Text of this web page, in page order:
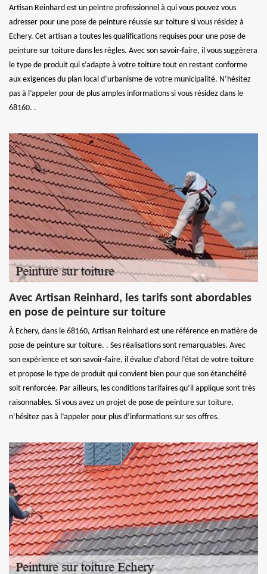
Artisan Reinhard est un peintre professionnel à qui vous pouvez vous
adresser pour une pose de peinture réussie sur toiture si vous résidez à
Echery. Cet artisan a toutes les qualifications requises pour une pose de
peinture sur toiture dans les règles. Avec son savoir-faire, il vous suggèrera
le type de produit qui s’adapte à votre toiture tout en restant conforme
aux exigences du plan local d’urbanisme de votre municipalité. N’hésitez
pas à l’appeler pour de plus amples informations si vous résidez dans le
68160. .
Avec Artisan Reinhard, les tarifs sont abordables
en pose de peinture sur toiture
À Echery, dans le 68160, Artisan Reinhard est une référence en matière de
pose de peinture sur toiture. . Ses réalisations sont remarquables. Avec
son expérience et son savoir-faire, il évalue d’abord l’état de votre toiture
et propose le type de produit qui convient bien pour que son étanchéité
soit renforcée. Par ailleurs, les conditions tarifaires qu’il applique sont très
raisonnables. Si vous avez un projet de pose de peinture sur toiture,
n’hésitez pas à l’appeler pour plus d’informations sur ses offres.